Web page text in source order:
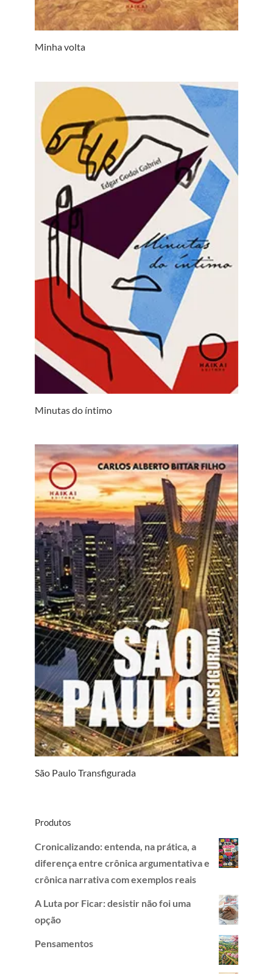
Minha volta
Minutas do íntimo
São Paulo Transfigurada
Produtos
Cronicalizando: entenda, na prática, a
diferença entre crônica argumentativa e
crônica narrativa com exemplos reais
A Luta por Ficar: desistir não foi uma
opção
Pensamentos